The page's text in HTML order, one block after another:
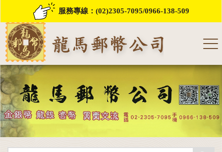
服務專線：(02)2305-7095/0966-138-509